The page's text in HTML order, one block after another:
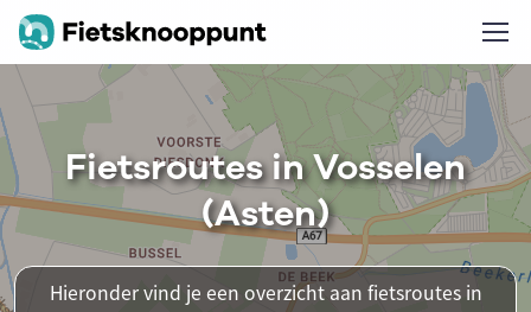
Fietsroutes in Vosselen
(Asten)
Hieronder vind je een overzicht aan fietsroutes in